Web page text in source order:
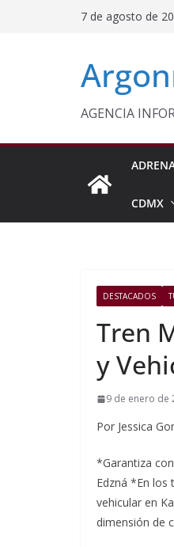
7 de agosto de
AGENCIA
CDMX
DESTACADOS
Tren
y
9 de enero de
Por Jessica
*Garantiza
Edzná *En los
vehicular en
dimensión de